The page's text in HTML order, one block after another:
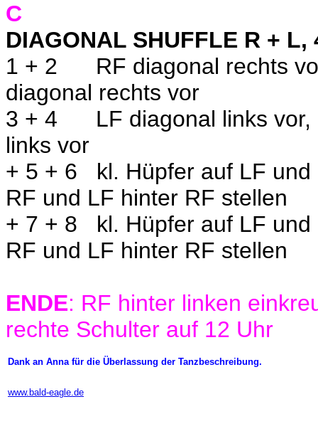
C
DIAGONAL SHUFFLE R +
1 + 2
RF diagonal rechts
diagonal rechts vor
3 + 4
LF diagonal links
links vor
+ 5 + 6
kl. Hüpfer auf LF
RF und LF hinter RF stellen
+ 7 + 8
kl. Hüpfer auf LF
RF und LF hinter RF stellen
ENDE: RF hinter linken
rechte Schulter auf 12 Uhr
Dank an Anna für die Überlassung der Tanzbeschreibung.
www.bald-eagle.de